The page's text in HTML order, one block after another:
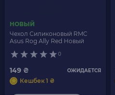
НОВЫЙ
Чехол Силиконовый RMC
Asus Rog Ally Red Новый
0
149 ₴ ОЖИДАЕТСЯ
Кешбек 1 ₴